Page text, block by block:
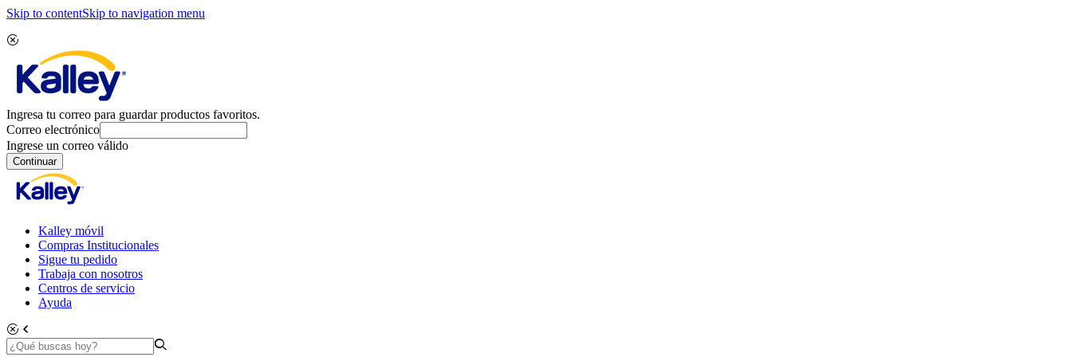
Skip to contentSkip to navigation menu
Ingresa tu correo para guardar productos favoritos.
Correo electrónico
Ingrese un correo válido
Continuar
Kalley móvil
Compras Institucionales
Sigue tu pedido
Trabaja con nosotros
Centros de servicio
Ayuda